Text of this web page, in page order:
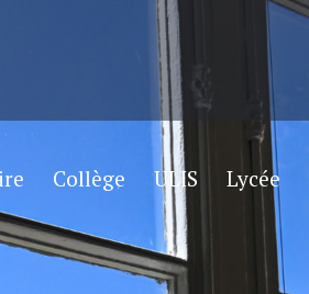
Collège ULIS Lycée